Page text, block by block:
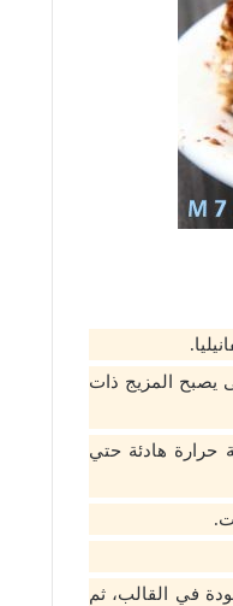
يصبح المزيج ذات
هادئة حتي
في القالب، ثم